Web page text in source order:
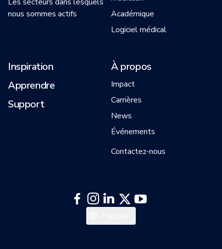
nous sommes actifs
Académique
Logiciel médical
Inspiration
Apprendre
Support
À propos
Impact
Carrières
News
Événements
Contactez-nous